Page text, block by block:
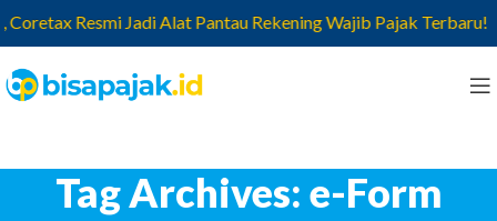
Resmi Jadi Alat Pantau Rekening Wajib Pajak Terbaru!
Tag Archives: e-Form